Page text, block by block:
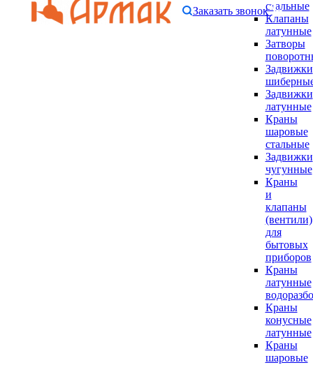
стальные
Клапаны
латунные
Затворы
Задвижки
Задвижки
латунные
Краны
шаровые
стальные
Задвижки
чугунные
Краны
и
клапаны
(вентили)
для
бытовых
приборов
Краны
латунные
Краны
конусные
латунные
Краны
шаровые
Заказать звонок